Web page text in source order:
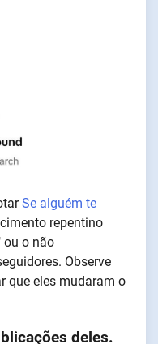
Se alguém te
repentino
ou o não
Observe
que eles mudaram o
deles.